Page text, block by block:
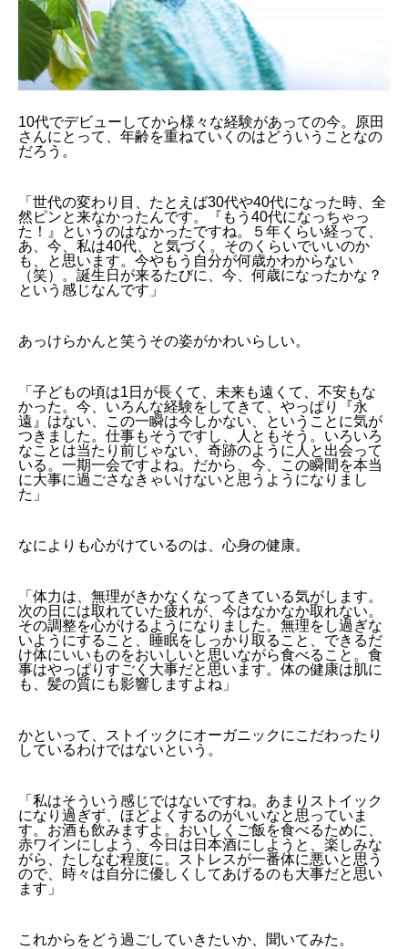
10代でデビューしてから様々な経験があっての今。原田
さんにとって、年齢を重ねていくのはどういうことなの
だろう。
「世代の変わり目、たとえば30代や40代になった時、全
然ピンと来なかったんです。『もう40代になっちゃっ
た！』というのはなかったですね。５年くらい経って、
あ、今、私は40代、と気づく。そのくらいでいいのか
も、と思います。今やもう自分が何歳かわからない
（笑）。誕生日が来るたびに、今、何歳になったかな？
という感じなんです」
あっけらかんと笑うその姿がかわいらしい。
「子どもの頃は1日が長くて、未来も遠くて、不安もな
かった。今、いろんな経験をしてきて、やっぱり『永
遠』はない、この一瞬は今しかない、ということに気が
つきました。仕事もそうですし、人ともそう。いろいろ
なことは当たり前じゃない、奇跡のように人と出会って
いる。一期一会ですよね。だから、今、この瞬間を本当
に大事に過ごさなきゃいけないと思うようになりまし
た」
なによりも心がけているのは、心身の健康。
「体力は、無理がきかなくなってきている気がします。
次の日には取れていた疲れが、今はなかなか取れない。
その調整を心がけるようになりました。無理をし過ぎな
いようにすること、睡眠をしっかり取ること、できるだ
け体にいいものをおいしいと思いながら食べること。食
事はやっぱりすごく大事だと思います。体の健康は肌に
も、髪の質にも影響しますよね」
かといって、ストイックにオーガニックにこだわったり
しているわけではないという。
「私はそういう感じではないですね。あまりストイック
になり過ぎず、ほどよくするのがいいなと思っていま
す。お酒も飲みますよ。おいしくご飯を食べるために、
赤ワインにしよう、今日は日本酒にしようと、楽しみな
がら、たしなむ程度に。ストレスが一番体に悪いと思う
ので、時々は自分に優しくしてあげるのも大事だと思い
ます」
これからをどう過ごしていきたいか、聞いてみた。